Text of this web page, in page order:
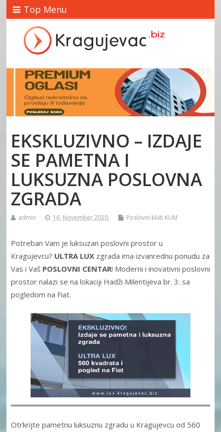
Top Menu
EKSKLUZIVNO – IZDAJE
SE PAMETNA I
LUKSUZNA POSLOVNA
ZGRADA
admin 16. November 2020. Poslovni klub KUM
Potreban Vam je luksuzan poslovni prostor u
Kragujevcu? ULTRA LUXzgrada ima izvanrednu ponudu za
Vas i Vaš POSLOVNI CENTAR! Moderni i inovativni poslovni
prostor nalazi se na lokaciji Hadži Milentijeva br. 3. sa
pogledom na Fiat.
Otrkrijte pametnu luksuznu zgradu u Kragujevcu od 560